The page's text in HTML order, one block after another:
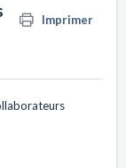
Imprimer